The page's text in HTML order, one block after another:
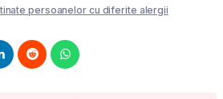
persoanelor cu diferite alergii